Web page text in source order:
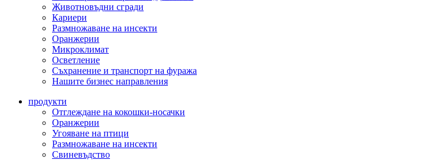
Животновъдни сгради
Кариери
Размножаване на инсекти
Оранжерии
Микроклимат
Осветление
Съхранение и транспорт на фуража
Нашите бизнес направления
продукти
Отглеждане на кокошки-носачки
Оранжерии
Угояване на птици
Размножаване на инсекти
Свиневъдство